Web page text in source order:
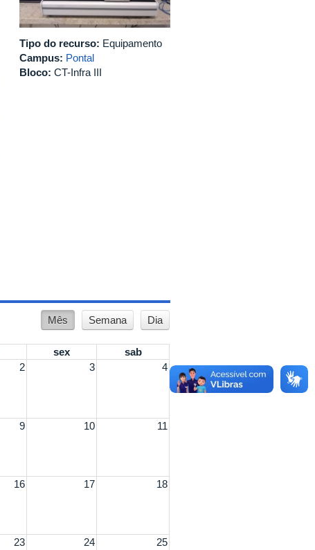
Tipo do recurso: Equipamento
Campus: Pontal
Bloco: CT-Infra III
Mês Semana Dia
sex
sab
2 3 4
9 10 11
16 17 18
23 24 25